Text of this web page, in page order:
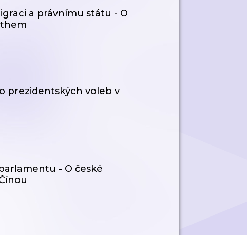
a právnímu státu - O
prezidentských voleb v
- O české